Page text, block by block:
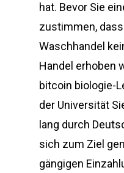
hat. Bevor Sie
zustimmen,
Waschhandel
Handel erhoben
bitcoin biologie-
der Universität
lang durch
sich zum Ziel
gängigen